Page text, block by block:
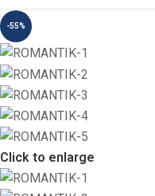
-55%
Click to enlarge